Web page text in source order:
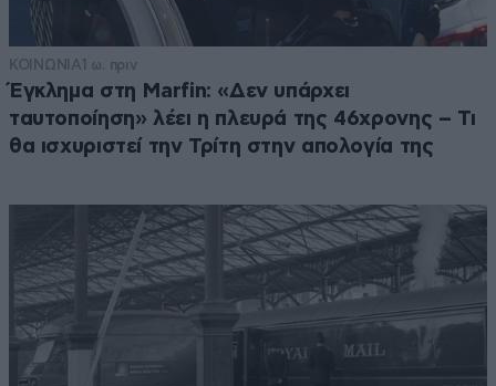
ΚΟΙΝΩΝΙΑ1 ω. πριν
Έγκλημα στη Marfin: «Δεν υπάρχει
ταυτοποίηση» λέει η πλευρά της 46χρονης – Τι
θα ισχυριστεί την Τρίτη στην απολογία της